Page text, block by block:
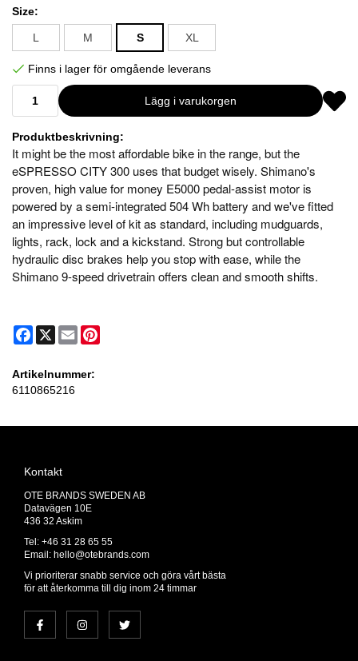
Size:
L M S XL
Finns i lager för omgående leverans
Lägg i varukorgen
Produktbeskrivning:
It might be the most affordable bike in the range, but the
eSPRESSO CITY 300 uses that budget wisely. Shimano's
proven, high value for money E5000 pedal-assist motor is
powered by a semi-integrated 504 Wh battery and we've fitted
an impressive level of kit as standard, including mudguards,
lights, rack, lock and a kickstand. Strong but controllable
hydraulic disc brakes help you stop with ease, while the
Shimano 9-speed drivetrain offers clean and smooth shifts.
Facebook
X Email
Artikelnummer:
6110865216
Kontakt
OTE BRANDS SWEDEN AB
Datavägen 10E
436 32 Askim
Tel: +46 31 28 65 55
Email: hello@otebrands.com
Vi prioriterar snabb service och göra vårt bästa
för att återkomma till dig inom 24 timmar